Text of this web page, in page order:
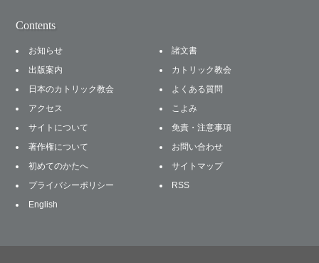
Contents
お知らせ
諸文書
出版案内
カトリック教会
日本のカトリック教会
よくある質問
アクセス
こよみ
サイトについて
免責・注意事項
著作権について
お問い合わせ
初めてのかたへ
サイトマップ
プライバシーポリシー
RSS
English